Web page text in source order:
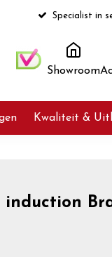
Specialist in
Showroom
Kwaliteit &
induction